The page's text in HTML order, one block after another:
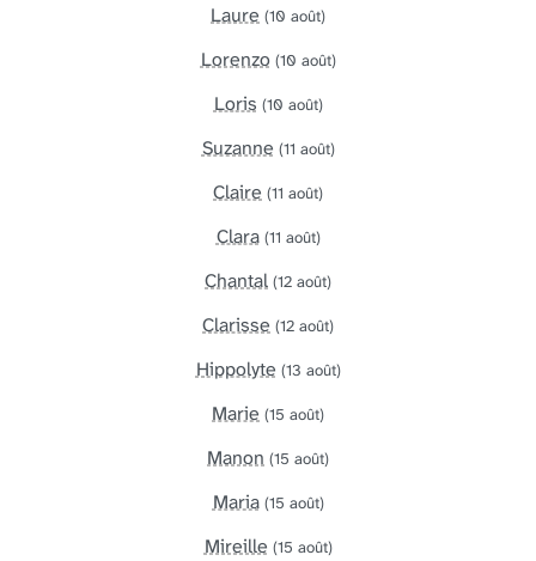
Laure (10 août)
Lorenzo (10 août)
Loris (10 août)
Suzanne (11 août)
Claire (11 août)
Clara (11 août)
Chantal (12 août)
Clarisse (12 août)
Hippolyte (13 août)
Marie (15 août)
Manon (15 août)
Maria (15 août)
Mireille (15 août)